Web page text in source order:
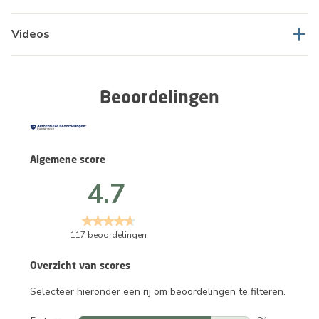
Videos
Beoordelingen
Overzicht van scores
Selecteer hieronder een rij om beoordelingen te filteren.
Algemene score
4.7
117 beoordelingen